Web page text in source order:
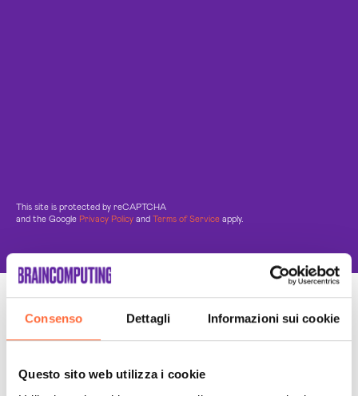
Consenso Dettagli Informazioni sui cookie
Questo sito web utilizza i cookie
This site is protected by reCAPTCHA
and the Google Privacy Policy and Terms of Service apply.
Un Team di specialisti
Sempre a tuo supporto